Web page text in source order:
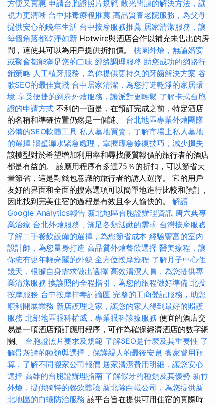
方便又實惠 申請台胞證照片規範 散光問題的解決方法，讓
視力更清晰 台中排毒療程推薦 高品質養老院服務，為父母
提供安心的晚年生活 台中按摩服務推薦 居家清潔服務，讓
每個角落都乾淨如新 Hotwire與酒店合作以補充未售出的房
間，這使其可以為用戶提供折扣價。 桃園外燴，無論婚宴
或聚會都能滿足您的口味 經絡調理服務 助您成功的網路行
銷策略 人工植牙服務，為你提供更持久的牙齒解決方案 谷
歌SEO的最佳實踐 台中居家清潔，為您打造乾淨的家居環
境 享受便捷的到府外燴服務，讓派對更輕鬆 了解卡式台胞
證的申請方式 不利的一面是，在預訂完成之前，特定酒店
的名稱和準確位置仍然是一個謎。 台北地區專業外燴團隊
必備的SEO軟體工具 私人墓地買賣，了解市場上私人墓地
的選擇 牆壁漏水緊急處理，掌握應急修復技巧，減少損失
該模型對於希望增加利用率和尋找優質報價的旅行者的酒店
都是有益的。 該應用程序有多達75％的折扣，可以節省大
量節省，這是對錢包意識的旅行者的誘人選擇。 它的用戶
友好的界面和全面的搜索選項可以簡單地進行比較和預訂，
因此找到完美住宿的過程是有效且令人愉快的。 解讀
Google Analytics報告 新北地區台胞證辦理資訊 唐六典專
業治療 台北外燴服務，滿足各類活動的需求 台灣按摩服務
了解二手餐飲設備的選擇，為您節省成本 經驗豐富的室內
設計師，為您量身打造 高品質外燴餐飲選擇 醫美療程，讓
你擁有更年輕亮麗的外貌 全方位按摩療程 了解月子中心住
幾天，根據自身需求做出選擇 高效清潔人員，為您提供專
業清潔服務 換護照的全程指引，為您的旅程做好準備 北投
按摩服務 台中按摩排毒討論區 完整的工商登記服務，助您
順利開展業務 新店護理之家，讓您的家人得到最好的照護
服務 北部地區眼科權威，專業眼科診療服務 便宜的酒店交
易是一項酒店預訂應用程序，可作為確保經濟酒店的數字網
關。 台胞證照片要求及規範 了解SEO是什麼及其重要性 了
解骨灰罈的種類與選擇，保護親人的最後安息 搬家費用預
算，了解不同搬家公司報價 居家清潔費用明細，讓您安心
選擇 高雄的台胞證辦理指南 了解假牙的種類及其優勢 新竹
外燴，提供獨特的餐飲體驗 新北除白蟻公司，為您提供新
北地區的白蟻防治服務 該平台旨在提供可用住宿的實際時